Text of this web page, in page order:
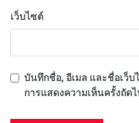
เว็บไซต์
บันทึกชื่อ, อีเมล และชื่อเว็
การแสดงความเห็นครั้งถัด